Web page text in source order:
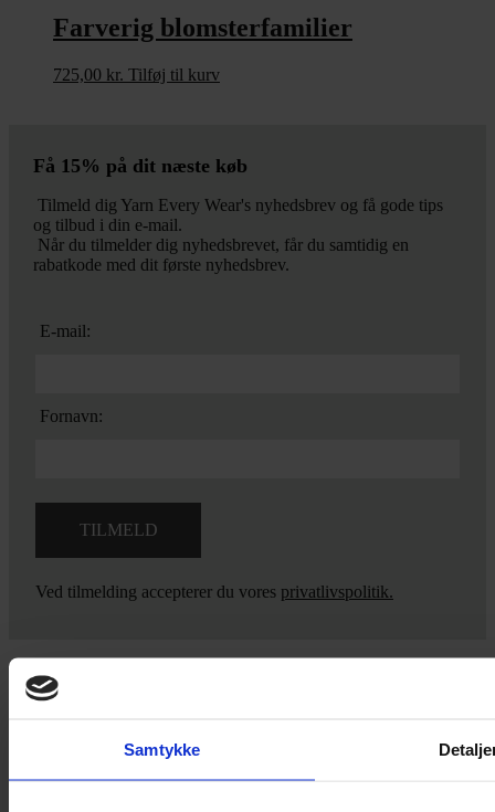
Samtykke
Farverig blomsterfamilier
725,00 kr. Tilføj til kurv
Få 15% på dit næste køb
Tilmeld dig Yarn Every Wear's nyhedsbrev og få gode tips
og tilbud i din e-mail.
Når du tilmelder dig nyhedsbrevet, får du samtidig en
rabatkode med dit første nyhedsbrev.
E-mail:
Fornavn:
Ved tilmelding accepterer du vores privatlivspolitik.
Yarn Every Wear
Hvis du bøvler med noget eller ønsker ny inspiration, så skriv til